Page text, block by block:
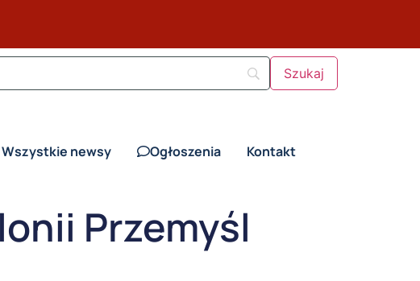
Wszystkie newsy Ogłoszenia Kontakt
Przemyśl